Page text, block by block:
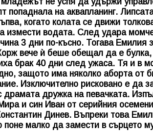
попаднала на аквапланинг.
когато колата се движи
измести водата. След удара
3 дни по-късно. Тогава Емилия
вече ѝ беше обещал да е
брак 40 дни след ужаса. Тя и в
защото има няколко аборта от
Изключително рисковано е да
драмата дружка на певачката.
и син Иван от серийния
Динев. Въпреки това
поне малко да замести в сърцето